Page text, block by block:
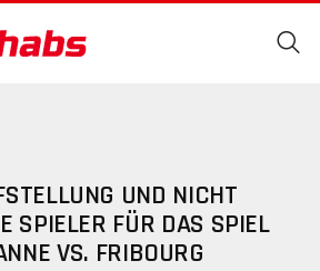
UND NICHT
SPIELER FÜR DAS SPIEL
VS. FRIBOURG